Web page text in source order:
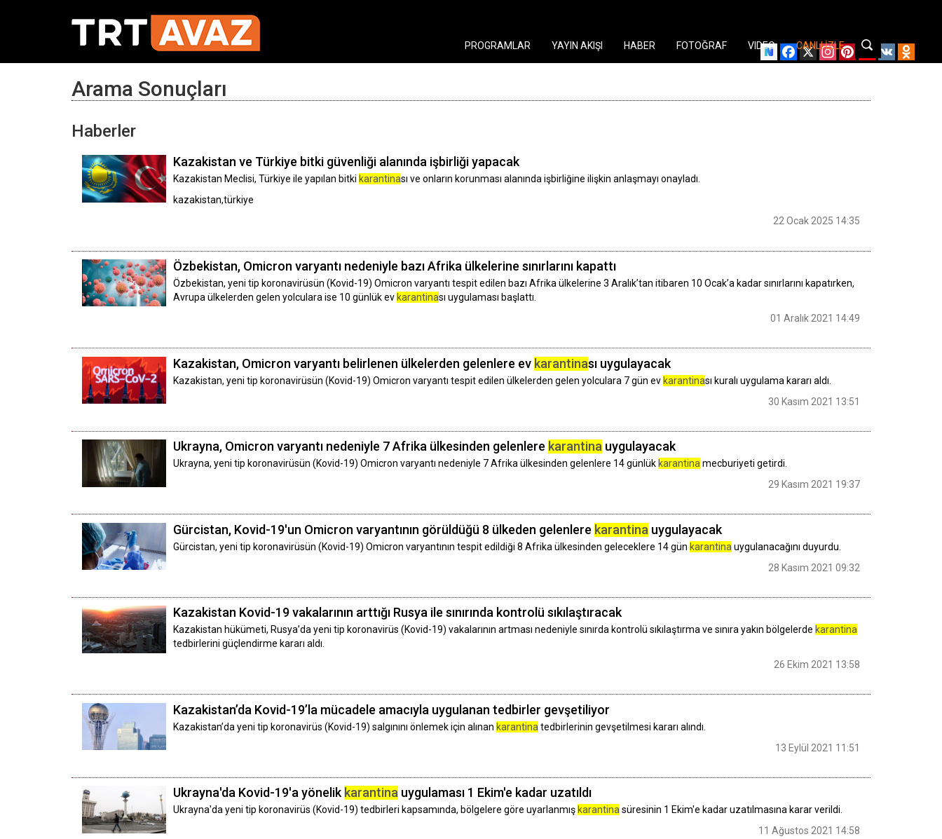
Facebook
X Instagram
PinterestYouTube
VK
PROGRAMLAR YAYIN AKIŞI HABER FOTOĞRAF VIDEO CANLI İZLE
Arama Sonuçları
Haberler
Kazakistan ve Türkiye bitki güvenliği alanında işbirliği yapacak
Kazakistan Meclisi, Türkiye ile yapılan bitki karantinası ve onların korunması alanında işbirliğine ilişkin anlaşmayı onayladı.
kazakistan,türkiye
22 Ocak 2025 14:35
Özbekistan, Omicron varyantı nedeniyle bazı Afrika ülkelerine sınırlarını kapattı
Özbekistan, yeni tip koronavirüsün (Kovid-19) Omicron varyantı tespit edilen bazı Afrika ülkelerine 3 Aralık’tan itibaren 10 Ocak’a kadar sınırlarını kapatırken,
Avrupa ülkelerden gelen yolculara ise 10 günlük ev karantinası uygulaması başlattı.
01 Aralık 2021 14:49
Kazakistan, Omicron varyantı belirlenen ülkelerden gelenlere ev karantinası uygulayacak
Kazakistan, yeni tip koronavirüsün (Kovid-19) Omicron varyantı tespit edilen ülkelerden gelen yolculara 7 gün evkarantinası kuralı uygulama kararı aldı.
30 Kasım 2021 13:51
Ukrayna, Omicron varyantı nedeniyle 7 Afrika ülkesinden gelenlere karantina uygulayacak
Ukrayna, yeni tip koronavirüsün (Kovid-19) Omicron varyantı nedeniyle 7 Afrika ülkesinden gelenlere 14 günlük karantina mecburiyeti getirdi.
29 Kasım 2021 19:37
Gürcistan, Kovid-19'un Omicron varyantının görüldüğü 8 ülkeden gelenlere karantina uygulayacak
Gürcistan, yeni tip koronavirüsün (Kovid-19) Omicron varyantının tespit edildiği 8 Afrika ülkesinden geleceklere 14 gün karantina uygulanacağını duyurdu.
28 Kasım 2021 09:32
Kazakistan Kovid-19 vakalarının arttığı Rusya ile sınırında kontrolü sıkılaştıracak
Kazakistan hükümeti, Rusya’da yeni tip koronavirüs (Kovid-19) vakalarının artması nedeniyle sınırda kontrolü sıkılaştırma ve sınıra yakın bölgelerde karantina
tedbirlerini güçlendirme kararı aldı.
26 Ekim 2021 13:58
Kazakistan’da Kovid-19’la mücadele amacıyla uygulanan tedbirler gevşetiliyor
Kazakistan’da yeni tip koronavirüs (Kovid-19) salgınını önlemek için alınan karantina tedbirlerinin gevşetilmesi kararı alındı.
13 Eylül 2021 11:51
Ukrayna'da Kovid-19'a yönelik karantina uygulaması 1 Ekim'e kadar uzatıldı
Ukrayna'da yeni tip koronavirüs (Kovid-19) tedbirleri kapsamında, bölgelere göre uyarlanmış karantinasüresinin 1 Ekim'e kadar uzatılmasına karar verildi.
11 Ağustos 2021 14:58